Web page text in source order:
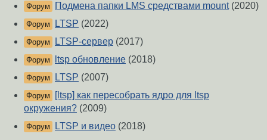
Форум Подмена папки LMS средствами mount(2020)
Форум LTSP (2022)
Форум LTSP-сервер (2017)
Форум ltsp обновление (2018)
Форум LTSP (2007)
Форум
[ltsp] как пересобрать ядро для ltsp
окружения? (2009)
Форум LTSP и видео (2018)